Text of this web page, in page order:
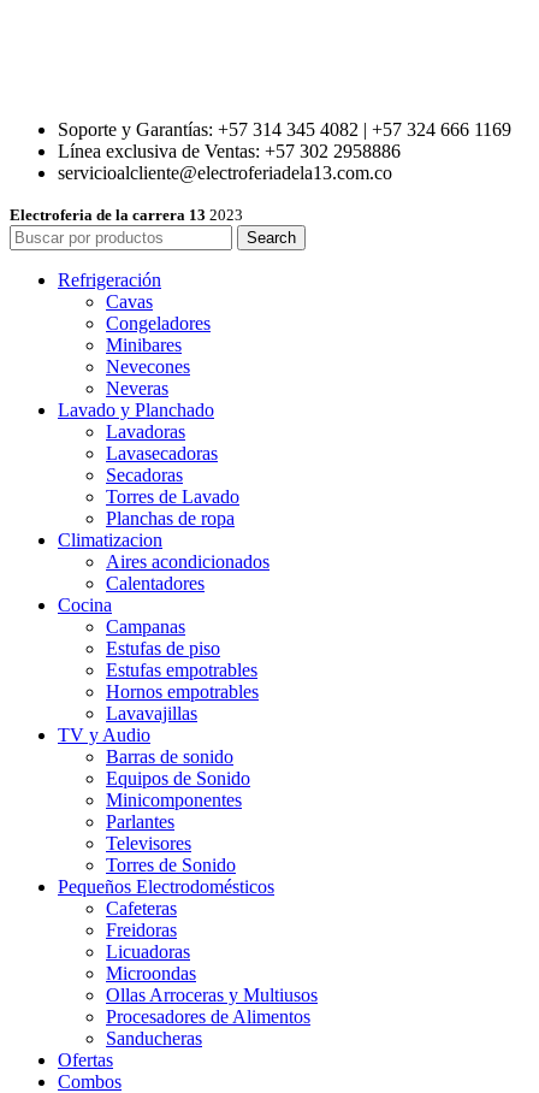
Soporte y Garantías: +57 314 345 4082 | +57 324 666 1169
Línea exclusiva de Ventas: +57 302 2958886
servicioalcliente@electroferiadela13.com.co
Electroferia de la carrera 13 2023
Search
Refrigeración
Cavas
Congeladores
Minibares
Nevecones
Neveras
Lavado y Planchado
Lavadoras
Lavasecadoras
Secadoras
Torres de Lavado
Planchas de ropa
Climatizacion
Aires acondicionados
Calentadores
Cocina
Campanas
Estufas de piso
Estufas empotrables
Hornos empotrables
Lavavajillas
TV y Audio
Barras de sonido
Equipos de Sonido
Minicomponentes
Parlantes
Televisores
Torres de Sonido
Pequeños Electrodomésticos
Cafeteras
Freidoras
Licuadoras
Microondas
Ollas Arroceras y Multiusos
Procesadores de Alimentos
Sanducheras
Ofertas
Combos